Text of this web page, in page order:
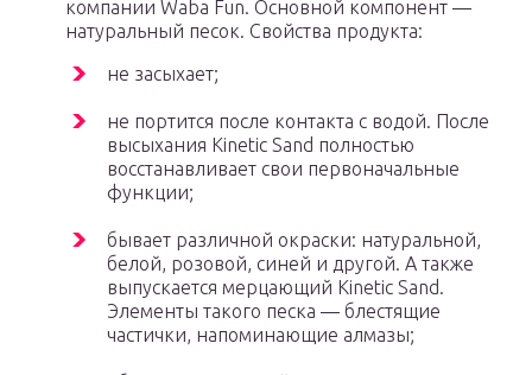
компании Waba Fun. Основной компонент —
натуральный песок. Свойства продукта:
не засыхает;
не портится после контакта с водой. После
высыхания Kinetic Sand полностью
восстанавливает свои первоначальные
функции;
бывает различной окраски: натуральной,
белой, розовой, синей и другой. А также
выпускается мерцающий Kinetic Sand.
Элементы такого песка — блестящие
частички, напоминающие алмазы;